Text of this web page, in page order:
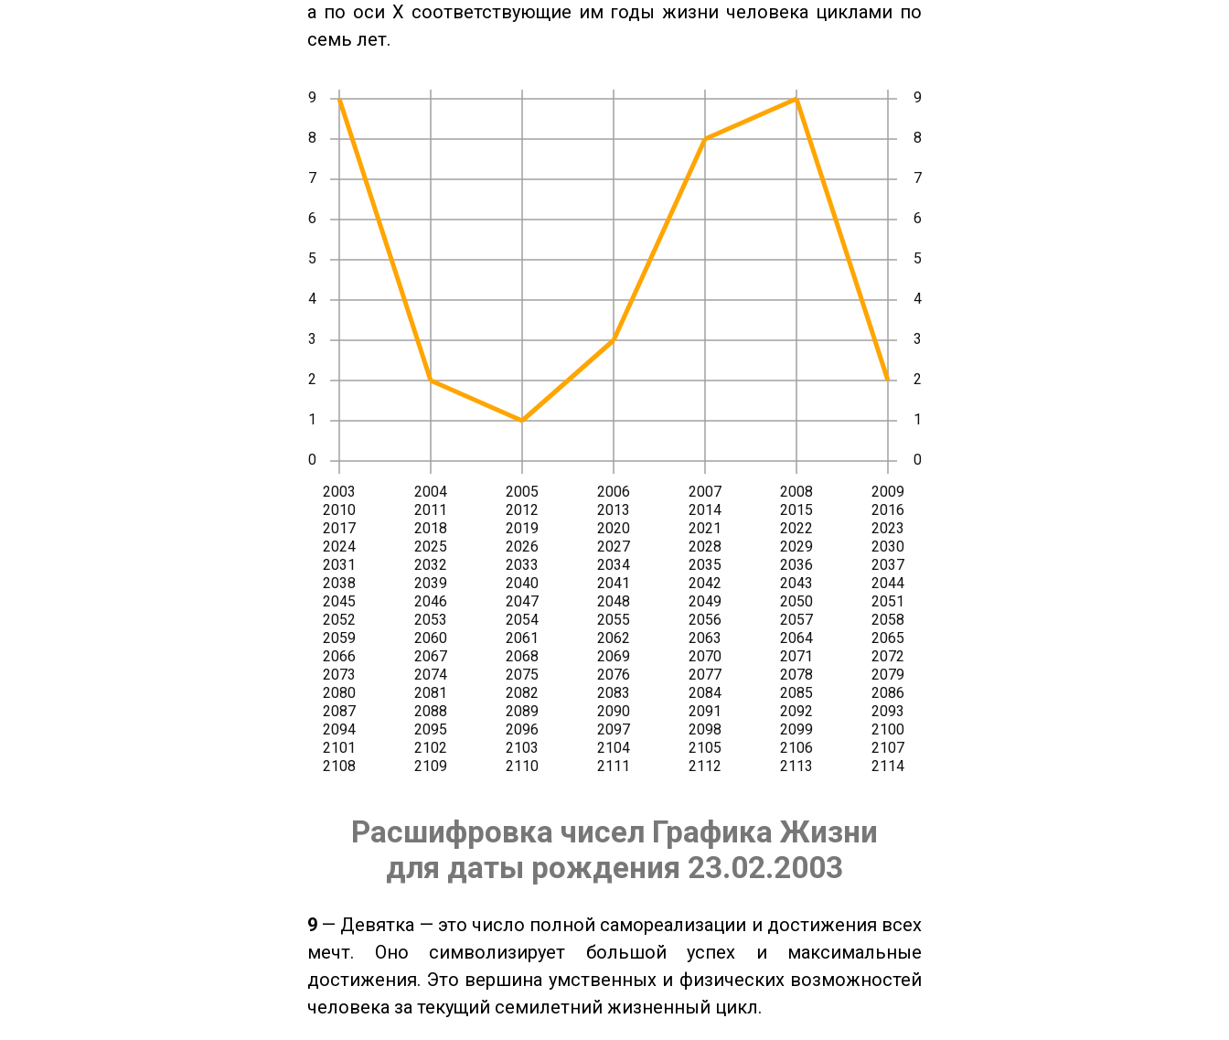
а по оси X соответствующие им годы жизни человека циклами по
семь лет.
Расшифровка чисел Графика Жизни
для даты рождения 23.02.2003
9 — Девятка — это число полной самореализации и достижения всех
мечт. Оно символизирует большой успех и максимальные
достижения. Это вершина умственных и физических возможностей
человека за текущий семилетний жизненный цикл.